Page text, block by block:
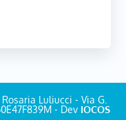
Luliucci - Via G.
- Dev IOCOS